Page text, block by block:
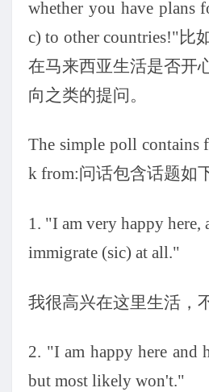
whether you have plans
c) to other countries!"比
在马来西亚生活是否开
向之类的提问。
The simple poll contains
k from:问话包含话题如
1. "I am very happy here,
immigrate (sic) at all."
我很高兴在这里生活，
2. "I am happy here and
but most likely won't."